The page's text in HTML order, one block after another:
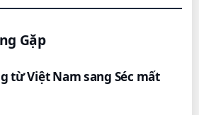
Gặp
từ Việt Nam sang Séc mất